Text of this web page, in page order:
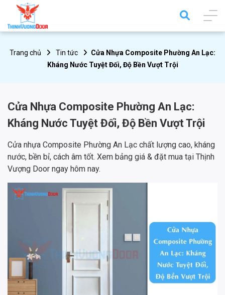
Trang chủ Tin tức
Cửa Nhựa Composite Phường An Lạc:
Kháng Nước Tuyệt Đối, Độ Bền Vượt Trội
Cửa Nhựa Composite Phường An Lạc:
Kháng Nước Tuyệt Đối, Độ Bền Vượt Trội
Cửa nhựa Composite Phường An Lạc chất lượng cao, kháng
nước, bền bỉ, cách âm tốt. Xem bảng giá & đặt mua tại Thịnh
Vượng Door ngay hôm nay.